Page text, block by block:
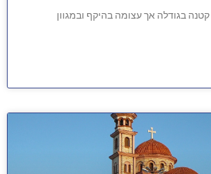
בגודלה אך עצומה בהיקף ובמגוון